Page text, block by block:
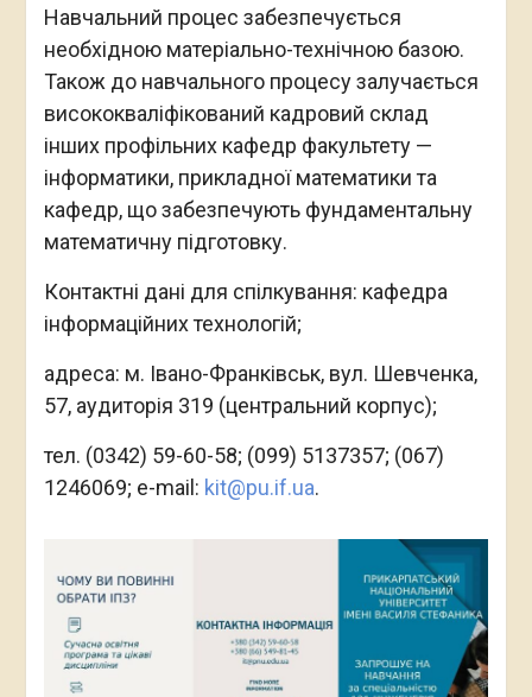
Навчальний процес забезпечується
необхідною матеріально-технічною базою.
Також до навчального процесу залучається
висококваліфікований кадровий склад
інших профільних кафедр факультету —
інформатики, прикладної математики та
кафедр, що забезпечують фундаментальну
математичну підготовку.
Контактні дані для спілкування: кафедра
інформаційних технологій;
адреса: м. Івано-Франківськ, вул. Шевченка,
57, аудиторія 319 (центральний корпус);
тел. (0342) 59-60-58; (099) 5137357; (067)
1246069; e-mail: kit@pu.if.ua.